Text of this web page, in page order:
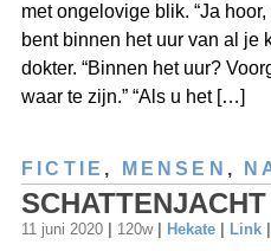
met ongelovige blik. “Ja
bent binnen het uur van al je
dokter. “Binnen het uur?
waar te zijn.” “Als u het […]
FICTIE , MENSEN ,
SCHATTENJACHT
11 juni 2020 | 120w | Hekate | Link |